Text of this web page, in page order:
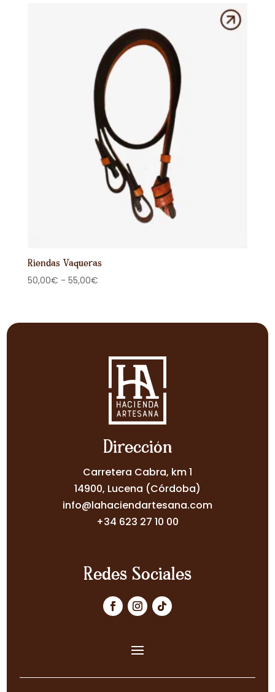
Riendas Vaqueras
50,00€ - 55,00€Rango
desde
55,00€
Dirección
Carretera Cabra, km 1
14900, Lucena (Córdoba)
info@lahaciendartesana.com
+34 623 27 10 00
Redes Sociales